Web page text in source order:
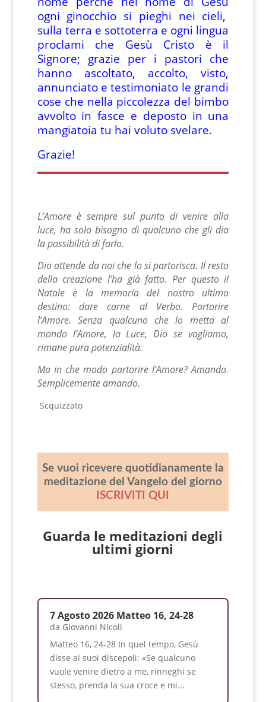
ogni ginocchio si pieghi nei cieli,
sulla terra e sottoterra e ogni lingua
proclami che Gesù Cristo è il
Signore; grazie per i pastori che
hanno ascoltato, accolto, visto,
annunciato e testimoniato le grandi
cose che nella piccolezza del bimbo
avvolto in fasce e deposto in una
mangiatoia tu hai voluto svelare.
Grazie!
L’Amore è sempre sul punto di venire alla
luce, ha solo bisogno di qualcuno che gli dia
la possibilità di farlo.
Dio attende da noi che lo si partorisca. Il resto
della creazione l’ha già fatto. Per questo il
Natale è la memoria del nostro ultimo
destino: dare carne al Verbo. Partorire
l’Amore. Senza qualcuno che lo metta al
mondo l’Amore, la Luce, Dio se vogliamo,
rimane pura potenzialità.
Ma in che modo partorire l’Amore? Amando.
Semplicemente amando.
Scquizzato
Se vuoi ricevere quotidianamente la
meditazione del Vangelo del giorno
ISCRIVITI QUI
Guarda le meditazioni degli
ultimi giorni
7 Agosto 2026 Matteo 16, 24-28
da Giovanni Nicoli
Matteo 16, 24-28 In quel tempo, Gesù
disse ai suoi discepoli: «Se qualcuno
vuole venire dietro a me, rinneghi se
stesso, prenda la sua croce e mi...